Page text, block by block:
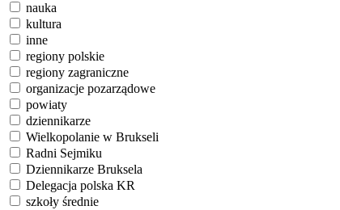
nauka
kultura
inne
regiony polskie
regiony zagraniczne
organizacje pozarządowe
powiaty
dziennikarze
Wielkopolanie w Brukseli
Radni Sejmiku
Dziennikarze Bruksela
Delegacja polska KR
szkoły średnie